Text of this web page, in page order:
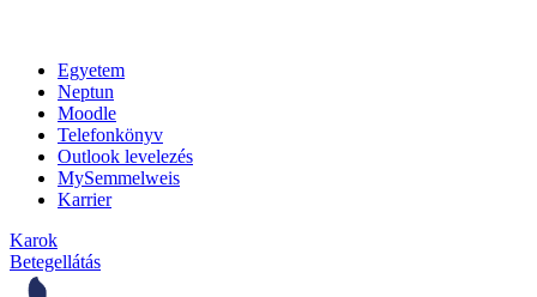
Egyetem
Neptun
Moodle
Telefonkönyv
Outlook levelezés
MySemmelweis
Karrier
Karok
Betegellátás